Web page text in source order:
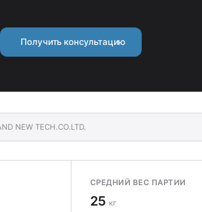
Получить консультацию
NEW TECH.CO.LTD.
СРЕДНИЙ ВЕС ПАРТИИ
25 кг